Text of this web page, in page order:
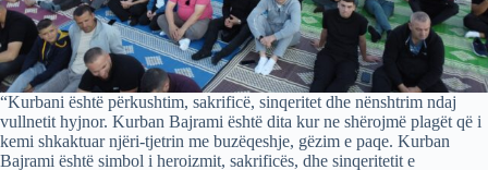
“Kurbani është përkushtim, sakrificë, sinqeritet dhe nënshtrim ndaj
vullnetit hyjnor. Kurban Bajrami është dita kur ne shërojmë plagët që i
kemi shkaktuar njëri-tjetrin me buzëqeshje, gëzim e paqe. Kurban
Bajrami është simbol i heroizmit, sakrificës, dhe sinqeritetit e